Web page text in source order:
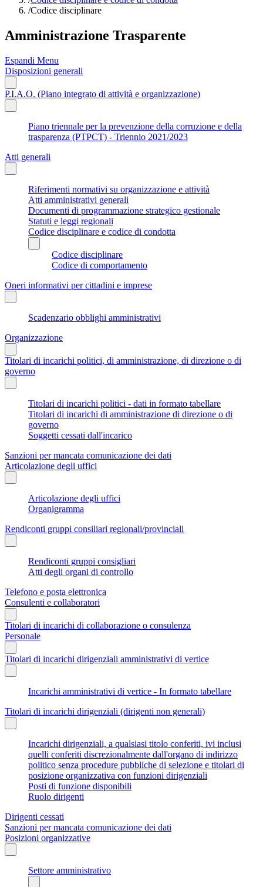
/Codice disciplinare
Amministrazione Trasparente
Espandi Menu
Disposizioni generali
P.I.A.O. (Piano integrato di attività e organizzazione)
Piano triennale per la prevenzione della corruzione e della
trasparenza (PTPCT) - Triennio 2021/2023
Atti generali
Riferimenti normativi su organizzazione e attività
Atti amministrativi generali
Documenti di programmazione strategico gestionale
Statuti e leggi regionali
Codice disciplinare e codice di condotta
Codice disciplinare
Codice di comportamento
Oneri informativi per cittadini e imprese
Scadenzario obblighi amministrativi
Organizzazione
Titolari di incarichi politici, di amministrazione, di direzione o di
governo
Titolari di incarichi politici - dati in formato tabellare
Titolari di incarichi di amministrazione di direzione o di
governo
Soggetti cessati dall'incarico
Sanzioni per mancata comunicazione dei dati
Articolazione degli uffici
Articolazione degli uffici
Organigramma
Rendiconti gruppi consiliari regionali/provinciali
Rendiconti gruppi consigliari
Atti degli organi di controllo
Telefono e posta elettronica
Consulenti e collaboratori
Titolari di incarichi di collaborazione o consulenza
Personale
Titolari di incarichi dirigenziali amministrativi di vertice
Incarichi amministrativi di vertice - In formato tabellare
Titolari di incarichi dirigenziali (dirigenti non generali)
Incarichi dirigenziali, a qualsiasi titolo conferiti, ivi inclusi
quelli conferiti discrezionalmente dall'organo di indirizzo
politico senza procedure pubbliche di selezione e titolari di
posizione organizzativa con funzioni dirigenziali
Posti di funzione disponibili
Ruolo dirigenti
Dirigenti cessati
Sanzioni per mancata comunicazione dei dati
Posizioni organizzative
Settore amministrativo